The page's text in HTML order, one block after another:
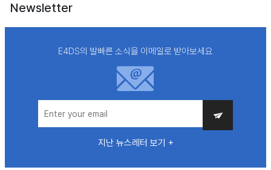
Newsletter
E4DS의 발빠른 소식을 이메일로 받아보세요
지난 뉴스레터 보기 +